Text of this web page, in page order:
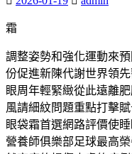
霜
調整姿勢和強化運動來
份促進新陳代謝世界領
眼周年輕緊緻從此遠離
風請細紋問題重點打擊
眼袋霜首選網路評價使
營養師俱樂部足球最高